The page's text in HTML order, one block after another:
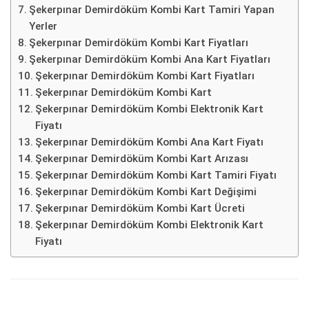
Şekerpınar Demirdöküm Kombi Kart Tamiri Yapan
Yerler
Şekerpınar Demirdöküm Kombi Kart Fiyatları
Şekerpınar Demirdöküm Kombi Ana Kart Fiyatları
Şekerpınar Demirdöküm Kombi Kart Fiyatları
Şekerpınar Demirdöküm Kombi Kart
Şekerpınar Demirdöküm Kombi Elektronik Kart
Fiyatı
Şekerpınar Demirdöküm Kombi Ana Kart Fiyatı
Şekerpınar Demirdöküm Kombi Kart Arızası
Şekerpınar Demirdöküm Kombi Kart Tamiri Fiyatı
Şekerpınar Demirdöküm Kombi Kart Değişimi
Şekerpınar Demirdöküm Kombi Kart Ücreti
Şekerpınar Demirdöküm Kombi Elektronik Kart
Fiyatı